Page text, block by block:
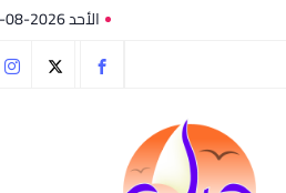
الأحد 2026-08-09